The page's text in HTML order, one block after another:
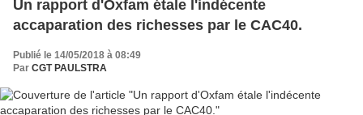
Un rapport d'Oxfam étale l'indécente
accaparation des richesses par le CAC40.
Publié le 14/05/2018 à 08:49
Par CGT PAULSTRA